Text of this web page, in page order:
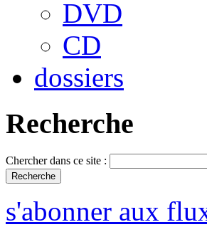
DVD
CD
dossiers
Recherche
Chercher dans ce site :
s'abonner aux